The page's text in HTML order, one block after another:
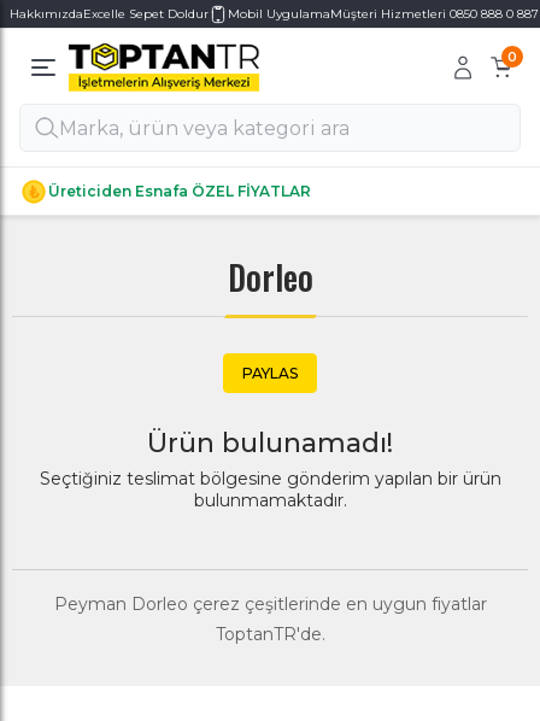
HakkımızdaExcelle Sepet Doldur Mobil UygulamaMüşteri Hizmetleri 0850 888 0 887
0
Üreticiden Esnafa ÖZEL FİYATLAR
Alt Kategoriler
Alt Kategoriler
Dorleo
PAYLAS
Ürün bulunamadı!
Seçtiğiniz teslimat bölgesine gönderim yapılan bir ürün
bulunmamaktadır.
Peyman Dorleo çerez çeşitlerinde en uygun fiyatlar
ToptanTR'de.